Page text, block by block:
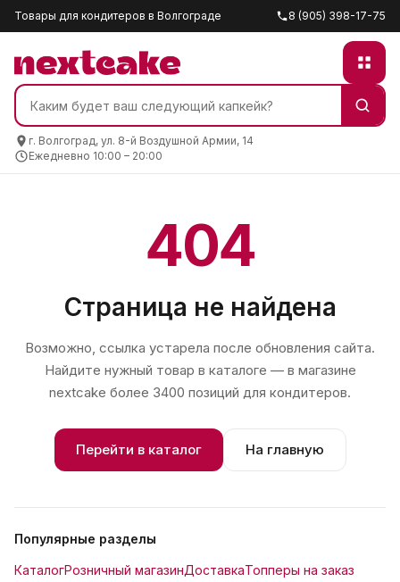
Товары для кондитеров в Волгограде 8 (905) 398-17-75
г. Волгоград, ул. 8-й Воздушной Армии, 14
Ежедневно 10:00 – 20:00
404
Страница не найдена
Возможно, ссылка устарела после обновления сайта.
Найдите нужный товар в каталоге — в магазине
nextcake более 3400 позиций для кондитеров.
Перейти в каталог На главную
Популярные разделы
КаталогРозничный магазинДоставкаТопперы на заказ